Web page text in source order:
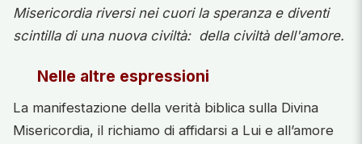
Misericordia riversi nei cuori la speranza e diventi
scintilla di una nuova civiltà: della civiltà dell'amore.
Nelle altre espressioni
La manifestazione della verità biblica sulla Divina
Misericordia, il richiamo di affidarsi a Lui e all’amore